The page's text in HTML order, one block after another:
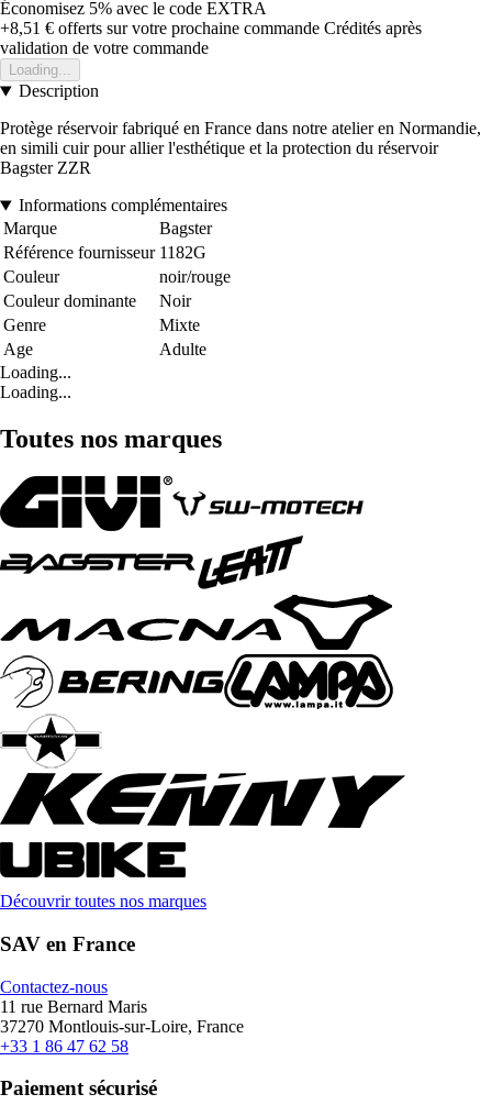
Économisez 5% avec le code EXTRA
+8,51 € offerts sur votre prochaine commande Crédités après
validation de votre commande
Loading...
Description
Protège réservoir fabriqué en France dans notre atelier en Normandie,
en simili cuir pour allier l'esthétique et la protection du réservoir
Bagster ZZR
Informations complémentaires
Marque
Bagster
Référence fournisseur 1182G
Couleur
noir/rouge
Couleur dominante
Noir
Genre
Mixte
Age
Adulte
Loading...
Loading...
Toutes nos marques
Découvrir toutes nos marques
SAV en France
Contactez-nous
11 rue Bernard Maris
37270 Montlouis-sur-Loire, France
+33 1 86 47 62 58
Paiement sécurisé